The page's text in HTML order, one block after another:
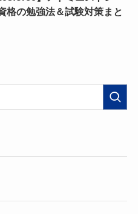
格の勉強法＆試験対策まと